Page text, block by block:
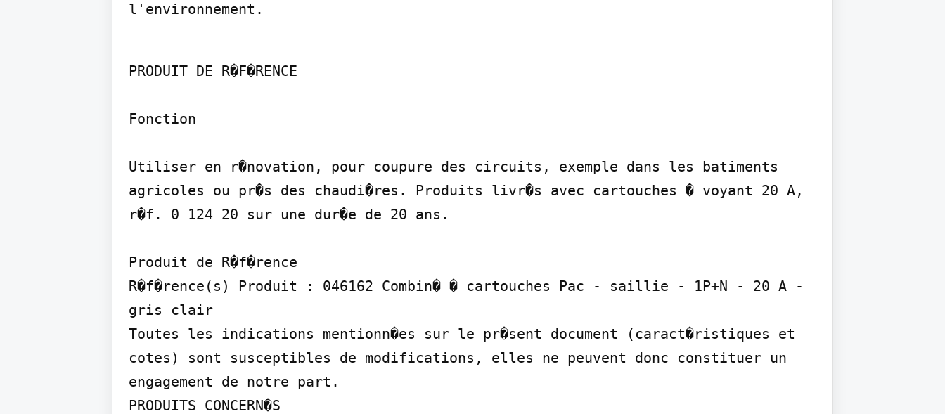
l'environnement.
PRODUIT DE R�F�RENCE
Fonction
Utiliser en r�novation, pour coupure des circuits, exemple dans les batiments
agricoles ou pr�s des chaudi�res. Produits livr�s avec cartouches � voyant 20 A,
r�f. 0 124 20 sur une dur�e de 20 ans.
Produit de R�f�rence
R�f�rence(s) Produit : 046162 Combin� � cartouches Pac - saillie - 1P+N - 20 A -
gris clair
Toutes les indications mentionn�es sur le pr�sent document (caract�ristiques et
cotes) sont susceptibles de modifications, elles ne peuvent donc constituer un
engagement de notre part.
PRODUITS CONCERN�S